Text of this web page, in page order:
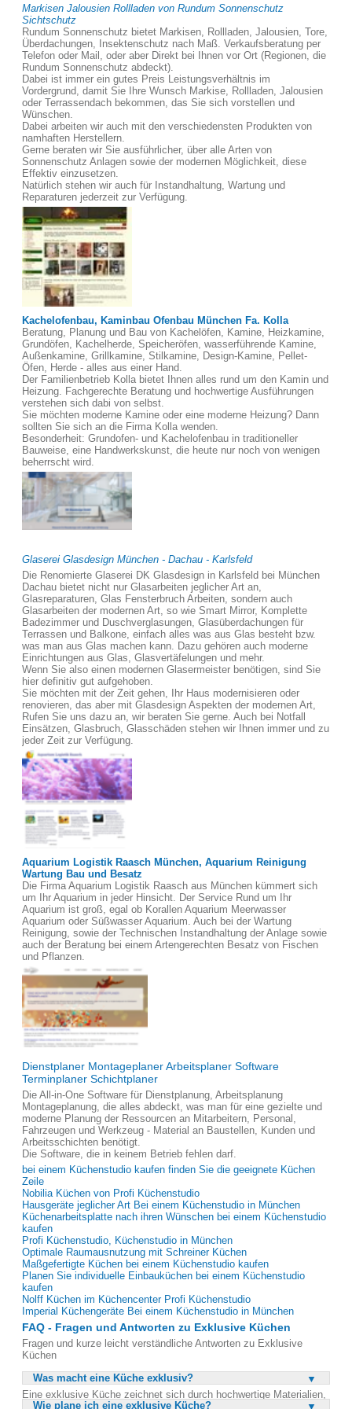
Markisen Jalousien Rollladen von Rundum Sonnenschutz
Sichtschutz
Rundum Sonnenschutz bietet Markisen, Rollladen, Jalousien, Tore,
Überdachungen, Insektenschutz nach Maß. Verkaufsberatung per
Telefon oder Mail, oder aber Direkt bei Ihnen vor Ort (Regionen, die
Rundum Sonnenschutz abdeckt).
Dabei ist immer ein gutes Preis Leistungsverhältnis im
Vordergrund, damit Sie Ihre Wunsch Markise, Rollladen, Jalousien
oder Terrassendach bekommen, das Sie sich vorstellen und
Wünschen.
Dabei arbeiten wir auch mit den verschiedensten Produkten von
namhaften Herstellern.
Gerne beraten wir Sie ausführlicher, über alle Arten von
Sonnenschutz Anlagen sowie der modernen Möglichkeit, diese
Effektiv einzusetzen.
Natürlich stehen wir auch für Instandhaltung, Wartung und
Reparaturen jederzeit zur Verfügung.
Kachelofenbau, Kaminbau Ofenbau München Fa. Kolla
Beratung, Planung und Bau von Kachelöfen, Kamine, Heizkamine,
Grundöfen, Kachelherde, Speicheröfen, wasserführende Kamine,
Außenkamine, Grillkamine, Stilkamine, Design-Kamine, Pellet-
Öfen, Herde - alles aus einer Hand.
Der Familienbetrieb Kolla bietet Ihnen alles rund um den Kamin und
Heizung. Fachgerechte Beratung und hochwertige Ausführungen
verstehen sich dabi von selbst.
Sie möchten moderne Kamine oder eine moderne Heizung? Dann
sollten Sie sich an die Firma Kolla wenden.
Besonderheit: Grundofen- und Kachelofenbau in traditioneller
Bauweise, eine Handwerkskunst, die heute nur noch von wenigen
beherrscht wird.
Glaserei Glasdesign München - Dachau - Karlsfeld
Die Renomierte Glaserei DK Glasdesign in Karlsfeld bei München
Dachau bietet nicht nur Glasarbeiten jeglicher Art an,
Glasreparaturen, Glas Fensterbruch Arbeiten, sondern auch
Glasarbeiten der modernen Art, so wie Smart Mirror, Komplette
Badezimmer und Duschverglasungen, Glasüberdachungen für
Terrassen und Balkone, einfach alles was aus Glas besteht bzw.
was man aus Glas machen kann. Dazu gehören auch moderne
Einrichtungen aus Glas, Glasvertäfelungen und mehr.
Wenn Sie also einen modernen Glasermeister benötigen, sind Sie
hier definitiv gut aufgehoben.
Sie möchten mit der Zeit gehen, Ihr Haus modernisieren oder
renovieren, das aber mit Glasdesign Aspekten der modernen Art,
Rufen Sie uns dazu an, wir beraten Sie gerne. Auch bei Notfall
Einsätzen, Glasbruch, Glasschäden stehen wir Ihnen immer und zu
jeder Zeit zur Verfügung.
Aquarium Logistik Raasch München, Aquarium Reinigung
Wartung Bau und Besatz
Die Firma Aquarium Logistik Raasch aus München kümmert sich
um Ihr Aquarium in jeder Hinsicht. Der Service Rund um Ihr
Aquarium ist groß, egal ob Korallen Aquarium Meerwasser
Aquarium oder Süßwasser Aquarium. Auch bei der Wartung
Reinigung, sowie der Technischen Instandhaltung der Anlage sowie
auch der Beratung bei einem Artengerechten Besatz von Fischen
und Pflanzen.
Dienstplaner Montageplaner Arbeitsplaner Software
Terminplaner Schichtplaner
Die All-in-One Software für Dienstplanung, Arbeitsplanung
Montageplanung, die alles abdeckt, was man für eine gezielte und
moderne Planung der Ressourcen an Mitarbeitern, Personal,
Fahrzeugen und Werkzeug - Material an Baustellen, Kunden und
Arbeitsschichten benötigt.
Die Software, die in keinem Betrieb fehlen darf.
bei einem Küchenstudio kaufen finden Sie die geeignete Küchen
Zeile
Nobilia Küchen von Profi Küchenstudio
Hausgeräte jeglicher Art Bei einem Küchenstudio in München
Küchenarbeitsplatte nach ihren Wünschen bei einem Küchenstudio
kaufen
Profi Küchenstudio, Küchenstudio in München
Optimale Raumausnutzung mit Schreiner Küchen
Maßgefertigte Küchen bei einem Küchenstudio kaufen
Planen Sie individuelle Einbauküchen bei einem Küchenstudio
kaufen
Nolff Küchen im Küchencenter Profi Küchenstudio
Imperial Küchengeräte Bei einem Küchenstudio in München
FAQ - Fragen und Antworten zu Exklusive Küchen
Fragen und kurze leicht verständliche Antworten zu Exklusive
Küchen
Was macht eine Küche exklusiv?
Eine exklusive Küche zeichnet sich durch hochwertige Materialien,
modernste Technik und ein elegantes Design aus. Sie wird
Wie plane ich eine exklusive Küche?